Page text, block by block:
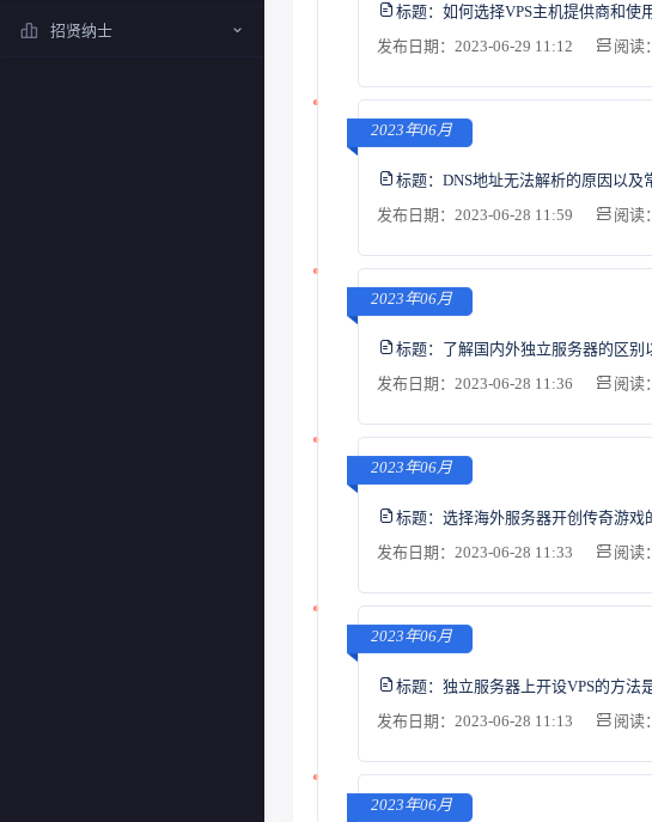
招贤纳士
标题： 如何选择VPS主机提供商和使
发布日期：2023-06-29 11:12
阅读
2023年06月
标题： DNS地址无法解析的原因以及
发布日期：2023-06-28 11:59
阅读
2023年06月
标题： 了解国内外独立服务器的区
发布日期：2023-06-28 11:36
阅读
2023年06月
标题： 选择海外服务器开创传奇游戏
发布日期：2023-06-28 11:33
阅读
2023年06月
标题： 独立服务器上开设VPS的方法
发布日期：2023-06-28 11:13
阅读
2023年06月